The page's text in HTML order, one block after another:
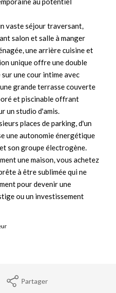
vaste séjour traversant,
salon et salle à manger
une arrière cuisine et
unique offre une double
une cour intime avec
grande terrasse couverte
et piscinable offrant
un studio d'amis.
places de parking, d'un
une autonomie énergétique
son groupe électrogène.
une maison, vous achetez
à être sublimée qui ne
pour devenir une
ou un investissement
Partager